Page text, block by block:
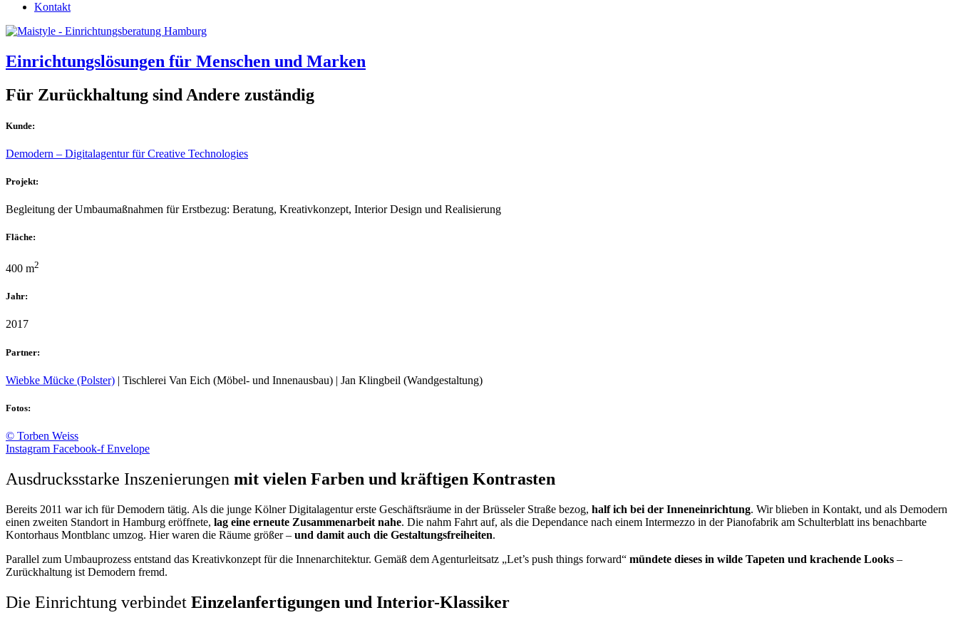
Kontakt
Einrichtungslösungen für Menschen und Marken
Für Zurückhaltung sind Andere zuständig
Kunde:
Demodern – Digitalagentur für Creative Technologies
Projekt:
Begleitung der Umbaumaßnahmen für Erstbezug: Beratung, Kreativkonzept, Interior Design und Realisierung
Fläche:
400 m2
Jahr:
2017
Partner:
Wiebke Mücke (Polster) | Tischlerei Van Eich (Möbel- und Innenausbau) | Jan Klingbeil (Wandgestaltung)
Fotos:
© Torben Weiss
Instagram Facebook-f Envelope
Ausdrucksstarke Inszenierungen mit vielen Farben und kräftigen Kontrasten
Bereits 2011 war ich für Demodern tätig. Als die junge Kölner Digitalagentur erste Geschäftsräume in der Brüsseler Straße bezog, half ich bei der Inneneinrichtung. Wir blieben in Kontakt, und als Demodern
einen zweiten Standort in Hamburg eröffnete, lag eine erneute Zusammenarbeit nahe. Die nahm Fahrt auf, als die Dependance nach einem Intermezzo in der Pianofabrik am Schulterblatt ins benachbarte
Kontorhaus Montblanc umzog. Hier waren die Räume größer – und damit auch die Gestaltungsfreiheiten.
Parallel zum Umbauprozess entstand das Kreativkonzept für die Innenarchitektur. Gemäß dem Agenturleitsatz „Let’s push things forward“ mündete dieses in wilde Tapeten und krachende Looks –
Zurückhaltung ist Demodern fremd.
Die Einrichtung verbindet Einzelanfertigungen und Interior-Klassiker